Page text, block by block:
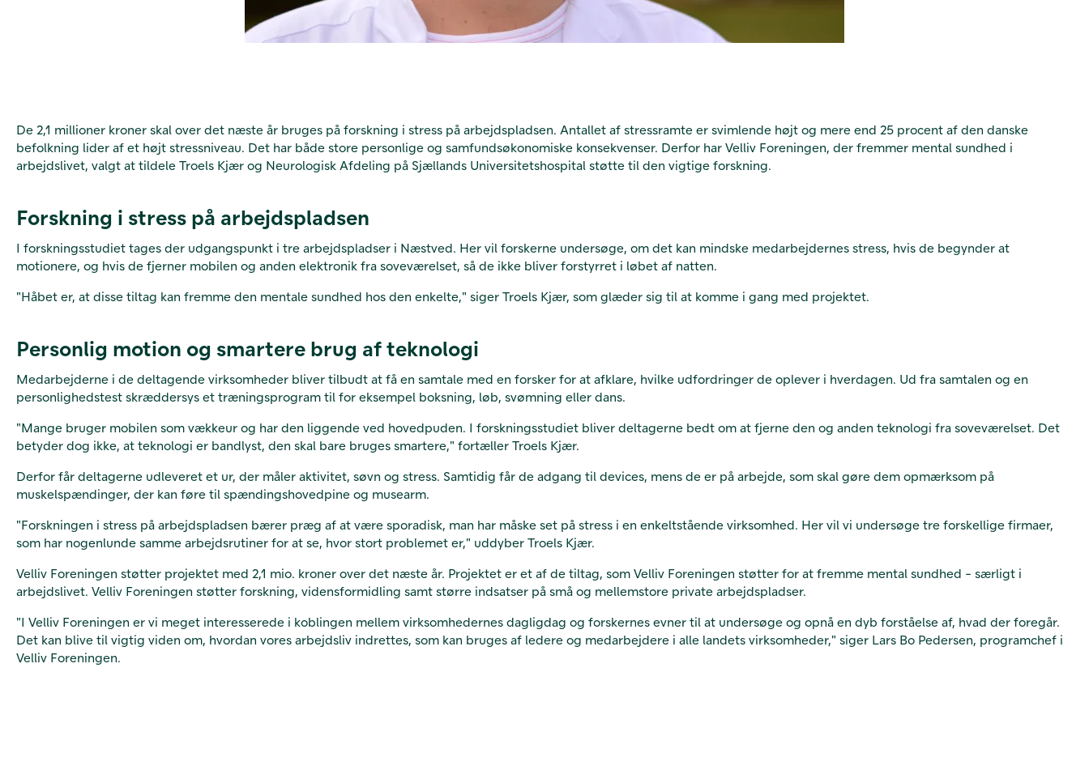
De 2,1 millioner kroner skal over det næste år bruges på forskning i stress på arbejdspladsen. Antallet af stressramte er svimlende højt og mere end 25 procent af den danske
befolkning lider af et højt stressniveau. Det har både store personlige og samfundsøkonomiske konsekvenser. Derfor har Velliv Foreningen, der fremmer mental sundhed i
arbejdslivet, valgt at tildele Troels Kjær og Neurologisk Afdeling på Sjællands Universitetshospital støtte til den vigtige forskning.
Forskning i stress på arbejdspladsen
I forskningsstudiet tages der udgangspunkt i tre arbejdspladser i Næstved. Her vil forskerne undersøge, om det kan mindske medarbejdernes stress, hvis de begynder at
motionere, og hvis de fjerner mobilen og anden elektronik fra soveværelset, så de ikke bliver forstyrret i løbet af natten.
"Håbet er, at disse tiltag kan fremme den mentale sundhed hos den enkelte," siger Troels Kjær, som glæder sig til at komme i gang med projektet.
Personlig motion og smartere brug af teknologi
Medarbejderne i de deltagende virksomheder bliver tilbudt at få en samtale med en forsker for at afklare, hvilke udfordringer de oplever i hverdagen. Ud fra samtalen og en
personlighedstest skræddersys et træningsprogram til for eksempel boksning, løb, svømning eller dans.
"Mange bruger mobilen som vækkeur og har den liggende ved hovedpuden. I forskningsstudiet bliver deltagerne bedt om at fjerne den og anden teknologi fra soveværelset. Det
betyder dog ikke, at teknologi er bandlyst, den skal bare bruges smartere," fortæller Troels Kjær.
Derfor får deltagerne udleveret et ur, der måler aktivitet, søvn og stress. Samtidig får de adgang til devices, mens de er på arbejde, som skal gøre dem opmærksom på
muskelspændinger, der kan føre til spændingshovedpine og musearm.
"Forskningen i stress på arbejdspladsen bærer præg af at være sporadisk, man har måske set på stress i en enkeltstående virksomhed. Her vil vi undersøge tre forskellige firmaer,
som har nogenlunde samme arbejdsrutiner for at se, hvor stort problemet er," uddyber Troels Kjær.
Velliv Foreningen støtter projektet med 2,1 mio. kroner over det næste år. Projektet er et af de tiltag, som Velliv Foreningen støtter for at fremme mental sundhed - særligt i
arbejdslivet. Velliv Foreningen støtter forskning, vidensformidling samt større indsatser på små og mellemstore private arbejdspladser.
"I Velliv Foreningen er vi meget interesserede i koblingen mellem virksomhedernes dagligdag og forskernes evner til at undersøge og opnå en dyb forståelse af, hvad der foregår.
Det kan blive til vigtig viden om, hvordan vores arbejdsliv indrettes, som kan bruges af ledere og medarbejdere i alle landets virksomheder," siger Lars Bo Pedersen, programchef i
Velliv Foreningen.